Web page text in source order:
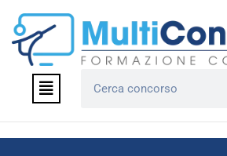
contenuto
Menu